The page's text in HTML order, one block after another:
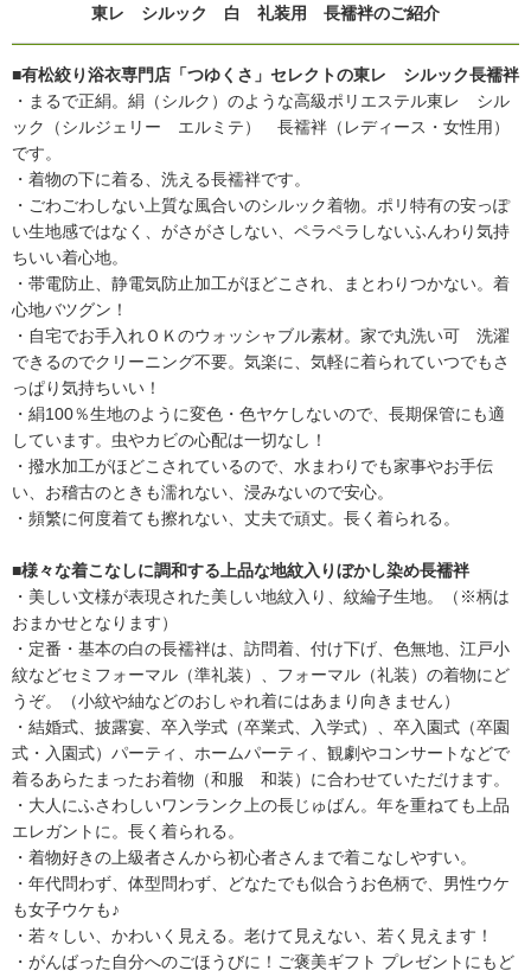
東レ シルック 白 礼装用 長襦袢のご紹介
■有松絞り浴衣専門店「つゆくさ」セレクトの東レ シルック長襦袢
・まるで正絹。絹（シルク）のような高級ポリエステル東レ シル
ック（シルジェリー エルミテ） 長襦袢（レディース・女性用）
です。
・着物の下に着る、洗える長襦袢です。
・ごわごわしない上質な風合いのシルック着物。ポリ特有の安っぽ
い生地感ではなく、がさがさしない、ペラペラしないふんわり気持
ちいい着心地。
・帯電防止、静電気防止加工がほどこされ、まとわりつかない。着
心地バツグン！
・自宅でお手入れＯＫのウォッシャブル素材。家で丸洗い可 洗濯
できるのでクリーニング不要。気楽に、気軽に着られていつでもさ
っぱり気持ちいい！
・絹100％生地のように変色・色ヤケしないので、長期保管にも適
しています。虫やカビの心配は一切なし！
・撥水加工がほどこされているので、水まわりでも家事やお手伝
い、お稽古のときも濡れない、浸みないので安心。
・頻繁に何度着ても擦れない、丈夫で頑丈。長く着られる。
■様々な着こなしに調和する上品な地紋入りぼかし染め長襦袢
・美しい文様が表現された美しい地紋入り、紋綸子生地。（※柄は
おまかせとなります）
・定番・基本の白の長襦袢は、訪問着、付け下げ、色無地、江戸小
紋などセミフォーマル（準礼装）、フォーマル（礼装）の着物にど
うぞ。（小紋や紬などのおしゃれ着にはあまり向きません）
・結婚式、披露宴、卒入学式（卒業式、入学式）、卒入園式（卒園
式・入園式）パーティ、ホームパーティ、観劇やコンサートなどで
着るあらたまったお着物（和服 和装）に合わせていただけます。
・大人にふさわしいワンランク上の長じゅばん。年を重ねても上品
エレガントに。長く着られる。
・着物好きの上級者さんから初心者さんまで着こなしやすい。
・年代問わず、体型問わず、どなたでも似合うお色柄で、男性ウケ
も女子ウケも♪
・若々しい、かわいく見える。老けて見えない、若く見えます！
・がんばった自分へのごほうびに！ご褒美ギフト プレゼントにもど